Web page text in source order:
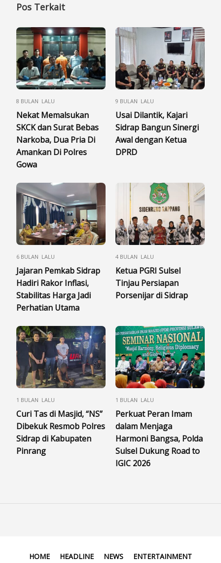
Pos Terkait
8 BULAN LALU
Nekat Memalsukan
SKCK dan Surat Bebas
Narkoba, Dua Pria Di
Amankan Di Polres
Gowa
9 BULAN LALU
Usai Dilantik, Kajari
Sidrap Bangun Sinergi
Awal dengan Ketua
DPRD
6 BULAN LALU
Jajaran Pemkab Sidrap
Hadiri Rakor Inflasi,
Stabilitas Harga Jadi
Perhatian Utama
4 BULAN LALU
Ketua PGRI Sulsel
Tinjau Persiapan
Porsenijar di Sidrap
1 BULAN LALU
Curi Tas di Masjid, “NS”
Dibekuk Resmob Polres
Sidrap di Kabupaten
Pinrang
1 BULAN LALU
Perkuat Peran Imam
dalam Menjaga
Harmoni Bangsa, Polda
Sulsel Dukung Road to
IGIC 2026
HOME HEADLINE NEWS
ENTERTAINMENT